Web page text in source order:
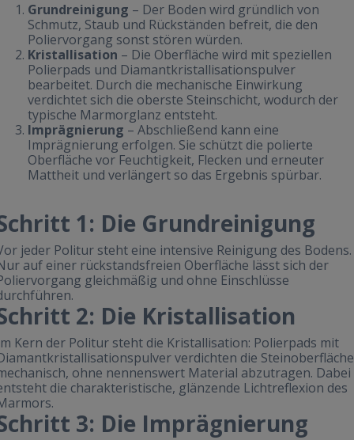
Grundreinigung – Der Boden wird gründlich von
Schmutz, Staub und Rückständen befreit, die den
Poliervorgang sonst stören würden.
Kristallisation – Die Oberfläche wird mit speziellen
Polierpads und Diamantkristallisationspulver
bearbeitet. Durch die mechanische Einwirkung
verdichtet sich die oberste Steinschicht, wodurch der
typische Marmorglanz entsteht.
Imprägnierung – Abschließend kann eine
Imprägnierung erfolgen. Sie schützt die polierte
Oberfläche vor Feuchtigkeit, Flecken und erneuter
Mattheit und verlängert so das Ergebnis spürbar.
1: Die Grundreinigung
jeder Politur steht eine intensive Reinigung des Bodens.
auf einer rückstandsfreien Oberfläche lässt sich der
gleichmäßig und ohne Einschlüsse
2: Die Kristallisation
Kern der Politur steht die Kristallisation: Polierpads mit
verdichten die Steinoberfläche
ohne nennenswert Material abzutragen. Dabei
die charakteristische, glänzende Lichtreflexion des
3: Die Imprägnierung